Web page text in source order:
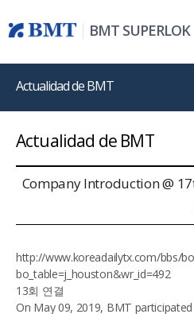
BMT SUPERLOK
Actualidad de BMT
Actualidad de BMT
Company Introduction @
http://www.koreadailytx.com/bbs/
bo_table=j_houston&wr_id=492
13회 연결
On May 09, 2019, BMT